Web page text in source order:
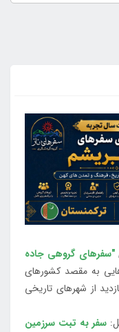
"سفرهای گروهی جاده
به مقصد کشورهای
از شهرهای تاریخی
سفر به تبت سرزمین